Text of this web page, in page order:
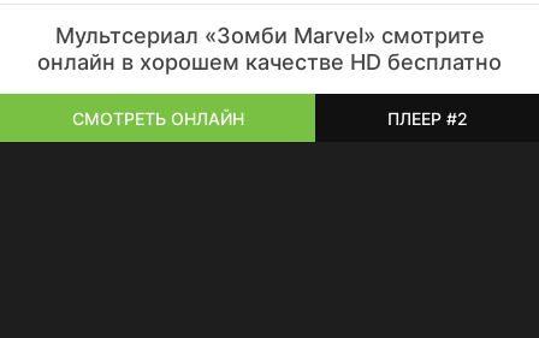
Мультсериал «Зомби Marvel» смотрите
онлайн в хорошем качестве HD бесплатно
СМОТРЕТЬ ОНЛАЙН ПЛЕЕР #2